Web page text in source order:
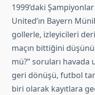
1999’daki
United’ın Bayern
gollerle, izleyicileri
maçın bittiğini
mü?” soruları havada
geri dönüşü, futbol
biri olarak kayıtlara